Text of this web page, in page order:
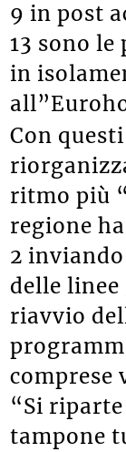
9 in post
13 sono le
in
Con
ritmo più
regione
2
delle
riavvio
comprese
“Si
tampone